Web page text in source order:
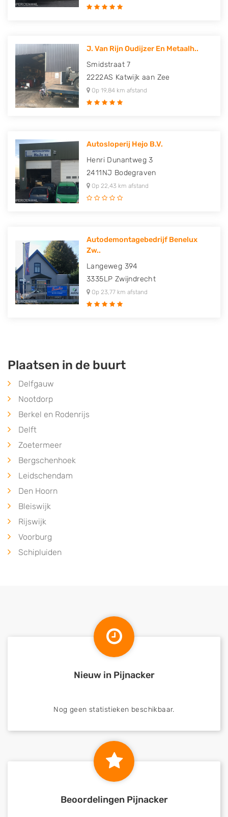
J. Van Rijn Oudijzer En Metaalh..
Smidstraat 7
2222AS Katwijk aan Zee
Op 19,84 km afstand
Autosloperij Hejo B.V.
Henri Dunantweg 3
2411NJ Bodegraven
Op 22,43 km afstand
Autodemontagebedrijf Benelux
Zw..
Langeweg 394
3335LP Zwijndrecht
Op 23,77 km afstand
Plaatsen in de buurt
Delfgauw
Nootdorp
Berkel en Rodenrijs
Delft
Zoetermeer
Bergschenhoek
Leidschendam
Den Hoorn
Bleiswijk
Rijswijk
Voorburg
Schipluiden
Nieuw in Pijnacker
Nog geen statistieken beschikbaar.
Beoordelingen Pijnacker